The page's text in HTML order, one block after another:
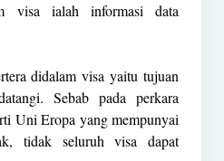
visa ialah informasi data
didalam visa yaitu tujuan
Sebab pada perkara
Uni Eropa yang mempunyai
tidak seluruh visa dapat